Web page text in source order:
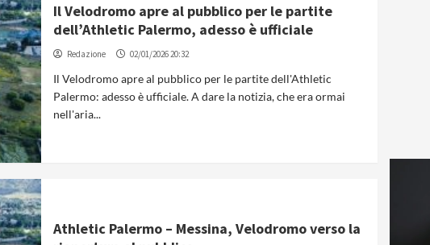
Il Velodromo apre al pubblico per le partite
dell’Athletic Palermo, adesso è ufficiale
Redazione 02/01/2026 20:32
Il Velodromo apre al pubblico per le partite dell'Athletic
Palermo: adesso è ufficiale. A dare la notizia, che era ormai
nell'aria...
Athletic Palermo – Messina, Velodromo verso la